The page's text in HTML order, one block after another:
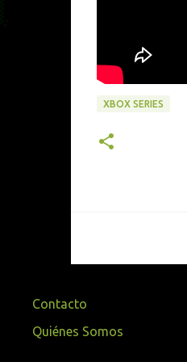
XBOX SERIES
Contacto
Quiénes Somos